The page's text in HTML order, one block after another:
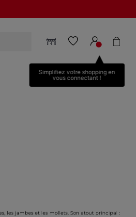
Simplifiez votre shopping en
vous connectant !
les jambes et les mollets. Son atout principal :